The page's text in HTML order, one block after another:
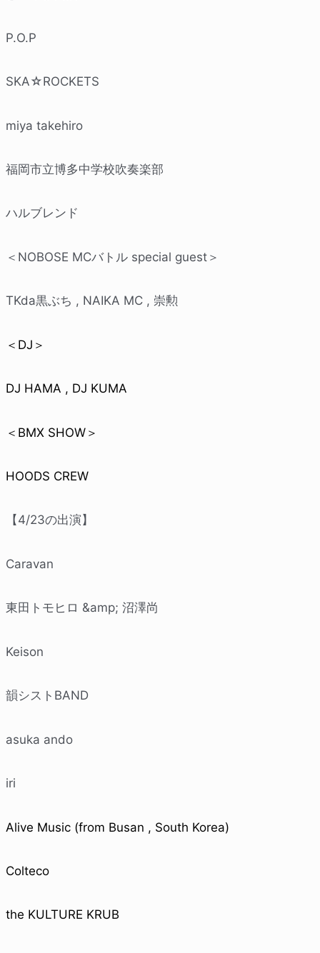
P.O.P
SKA☆ROCKETS
miya takehiro
福岡市立博多中学校吹奏楽部
ハルブレンド
＜NOBOSE MCバトル special guest＞
TKda黒ぶち , NAIKA MC , 崇勲
＜DJ＞
DJ HAMA , DJ KUMA
＜BMX SHOW＞
HOODS CREW
【4/23の出演】
Caravan
東田トモヒロ &amp; 沼澤尚
Keison
韻シストBAND
asuka ando
iri
Alive Music (from Busan , South Korea)
Colteco
the KULTURE KRUB